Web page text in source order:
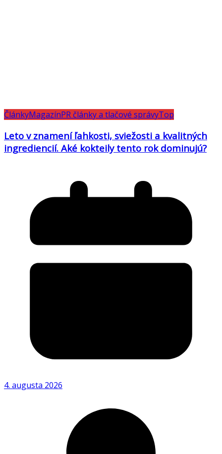
ČlánkyMagazínPR články a tlačové správyTop
Leto v znamení ľahkosti, sviežosti a kvalitných
ingrediencií. Aké kokteily tento rok dominujú?
4. augusta 2026